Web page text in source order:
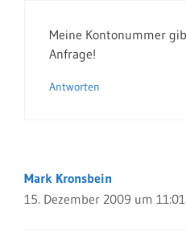
Meine Kontonummer
Anfrage!
Antworten
Mark Kronsbein
15. Dezember 2009 um